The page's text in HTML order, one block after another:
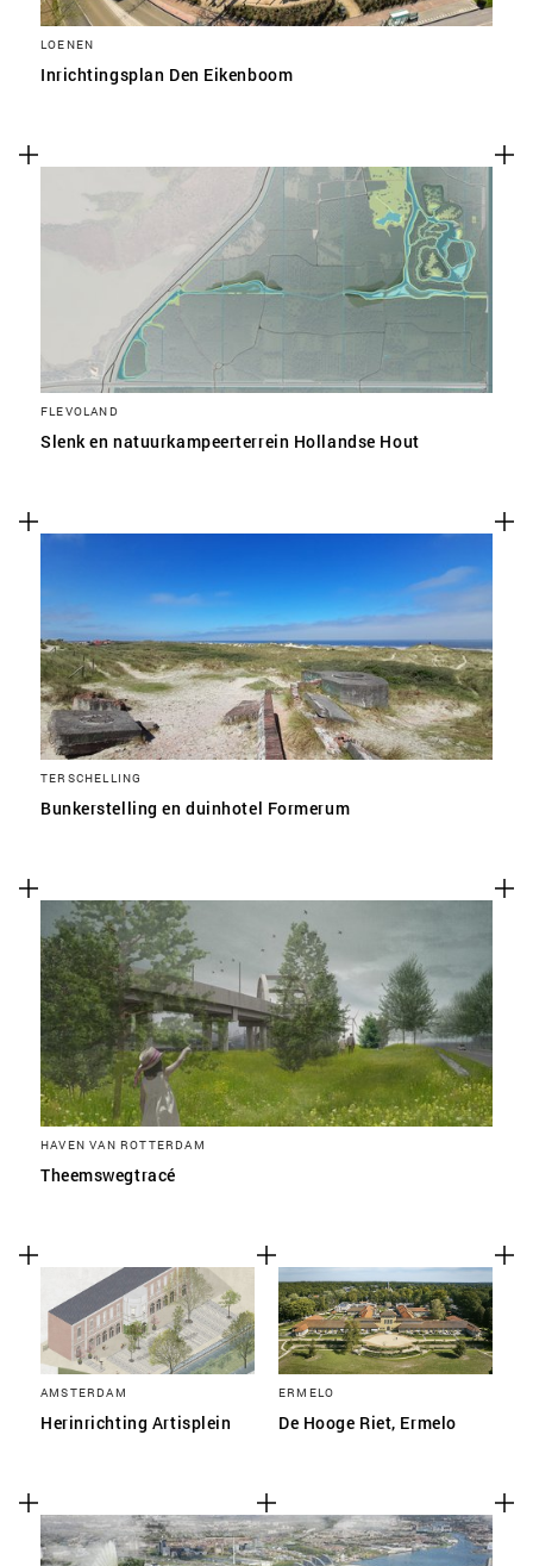
LOENEN
Inrichtingsplan Den Eikenboom
FLEVOLAND
Slenk en natuurkampeerterrein Hollandse Hout
TERSCHELLING
Bunkerstelling en duinhotel Formerum
HAVEN VAN ROTTERDAM
Theemswegtracé
AMSTERDAM
Herinrichting Artisplein
ERMELO
De Hooge Riet, Ermelo